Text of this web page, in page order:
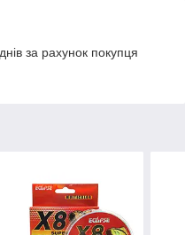
за рахунок покупця